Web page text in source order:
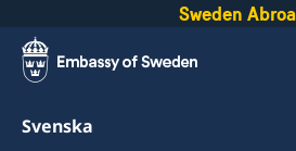
Sweden
Svenska